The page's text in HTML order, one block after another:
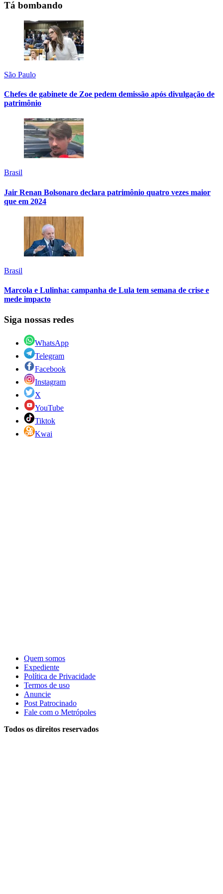
Tá bombando
São Paulo
Chefes de gabinete de Zoe pedem demissão após divulgação de
patrimônio
Brasil
Jair Renan Bolsonaro declara patrimônio quatro vezes maior
que em 2024
Brasil
Marcola e Lulinha: campanha de Lula tem semana de crise e
mede impacto
Siga nossas redes
WhatsApp
Telegram
Facebook
Instagram
X
YouTube
Tiktok
Kwai
Quem somos
Expediente
Política de Privacidade
Termos de uso
Anuncie
Post Patrocinado
Fale com o Metrópoles
Todos os direitos reservados